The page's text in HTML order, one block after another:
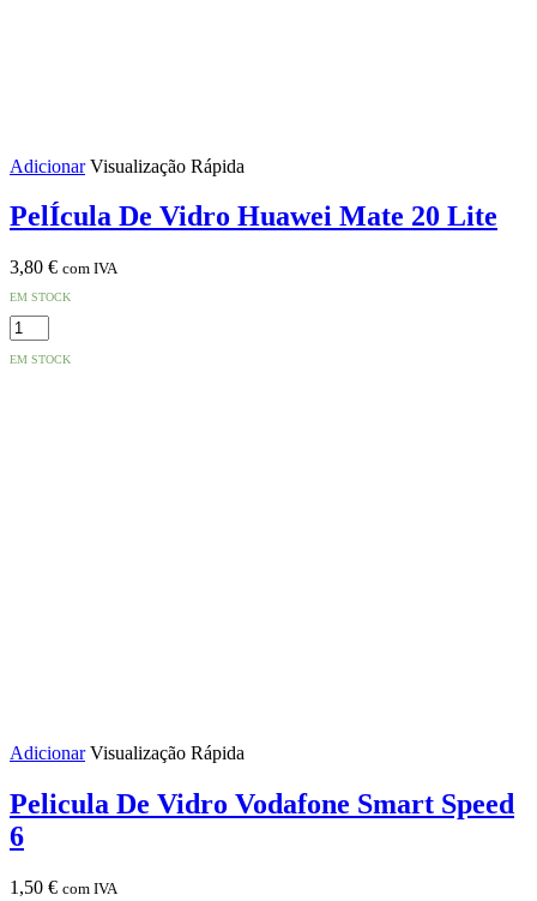
Adicionar Visualização Rápida
PelÍcula De Vidro Huawei Mate 20 Lite
3,80 € com IVA
EM STOCK
Quantidade
de
PelÍcula
EM STOCK
Adicionar Visualização Rápida
Pelicula De Vidro Vodafone Smart Speed
6
1,50 € com IVA